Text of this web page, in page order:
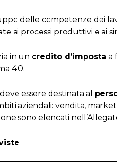
delle competenze dei
ai processi produttivi e ai
in un credito d’imposta a
4.0.
essere destinata al
aziendali: vendita,
sono elencati